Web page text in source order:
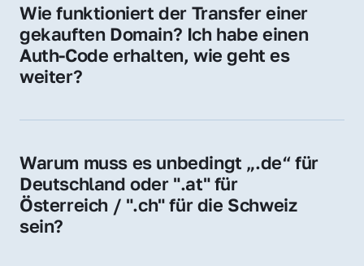
Wie funktioniert der Transfer einer
gekauften Domain? Ich habe einen
Auth-Code erhalten, wie geht es
weiter?
Provider, die Domain zu übernehmen. Gerne
schnellen Prozess.
Warum muss es unbedingt „.de“ für
Deutschland oder ".at" für
Österreich / ".ch" für die Schweiz
sein?